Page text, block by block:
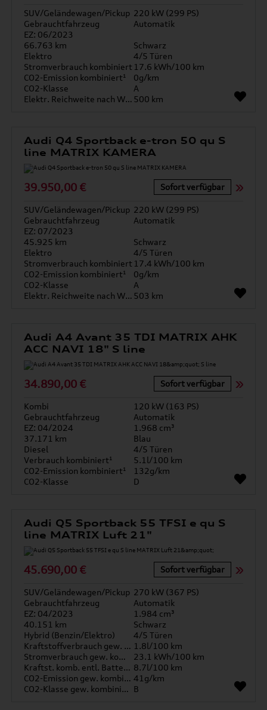
SUV/Geländewagen/Pickup 220 kW (299 PS)
Gebrauchtfahrzeug
Automatik
EZ: 06/2023
66.763 km
Schwarz
Elektro
4/5 Türen
Stromverbrauch kombiniert 17.6 kWh/100 km
CO2-Emission kombiniert¹
0g/km
CO2-Klasse
A
Elektr. Reichweite nach WLTP* 500 km
Audi Q4 Sportback e-tron 50 qu S
line MATRIX KAMERA
39.950,00 € Sofort verfügbar
SUV/Geländewagen/Pickup 220 kW (299 PS)
Gebrauchtfahrzeug
Automatik
EZ: 07/2023
45.925 km
Schwarz
Elektro
4/5 Türen
Stromverbrauch kombiniert 17.4 kWh/100 km
CO2-Emission kombiniert¹
0g/km
CO2-Klasse
A
Elektr. Reichweite nach WLTP* 503 km
Audi A4 Avant 35 TDI MATRIX AHK
ACC NAVI 18" S line
34.890,00 € Sofort verfügbar
Kombi
120 kW (163 PS)
Gebrauchtfahrzeug
Automatik
EZ: 04/2024
1.968 cm³
37.171 km
Blau
Diesel
4/5 Türen
Verbrauch kombiniert¹
5.1l/100 km
CO2-Emission kombiniert¹
132g/km
CO2-Klasse
D
Audi Q5 Sportback 55 TFSI e qu S
line MATRIX Luft 21"
45.690,00 € Sofort verfügbar
SUV/Geländewagen/Pickup 270 kW (367 PS)
Gebrauchtfahrzeug
Automatik
EZ: 04/2023
1.984 cm³
40.151 km
Schwarz
Hybrid (Benzin/Elektro)
4/5 Türen
Kraftstoffverbrauch gew. kombiniert 1.8l/100 km
Stromverbrauch gew. kombiniert
23.1 kWh/100 km
Kraftst. komb. entl. Batterie 8.7l/100 km
CO2-Emission gew. kombiniert 41g/km
CO2-Klasse gew. kombiniert B